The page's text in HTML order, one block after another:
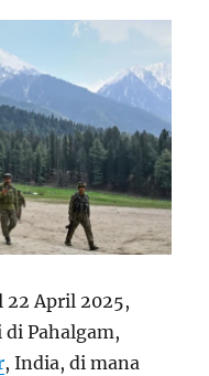
April 2025,
Pahalgam,
, India, di mana